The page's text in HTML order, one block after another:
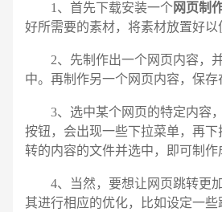
1、首先下载安装一个网页制
好所需要的素材，将素材放置好以
2、先制作出一个网页内容，并
中。再制作另一个网页内容，保存
3、选中某个网页的特定内容
按钮，会出现一些下拉菜单，再
转的内容的文件并选中，即可制作
4、当然，要想让网页跳转更
其进行相应的优化，比如设定一